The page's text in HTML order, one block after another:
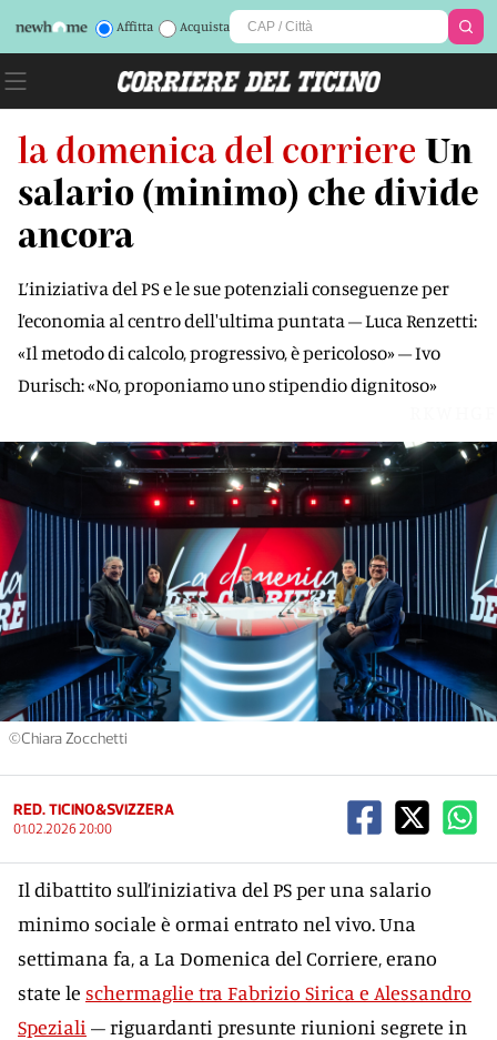
Affitta Acquista
la domenica del corriere Un
salario (minimo) che divide
ancora
L’iniziativa del PS e le sue potenziali conseguenze per
l’economia al centro dell'ultima puntata – Luca Renzetti:
«Il metodo di calcolo, progressivo, è pericoloso» – Ivo
Durisch: «No, proponiamo uno stipendio dignitoso»
©Chiara Zocchetti
RED. TICINO&SVIZZERA
01.02.2026 20:00
Il dibattito sull’iniziativa del PS per una salario
minimo sociale è ormai entrato nel vivo. Una
settimana fa, a La Domenica del Corriere, erano
state le schermaglie tra Fabrizio Sirica e Alessandro
Speziali – riguardanti presunte riunioni segrete in